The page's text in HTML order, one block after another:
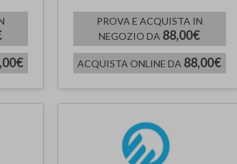
PROVA E ACQUISTA IN
NEGOZIO DA 88,00€
ACQUISTA ONLINE DA 88,00€